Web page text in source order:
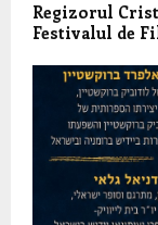
Regizorul
Festivalul de